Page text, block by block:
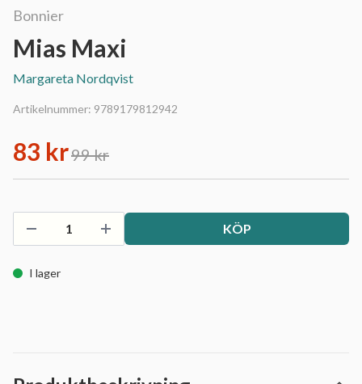
Bonnier
Mias Maxi
Margareta Nordqvist
Artikelnummer: 9789179812942
83 kr99 kr
KÖP
I lager